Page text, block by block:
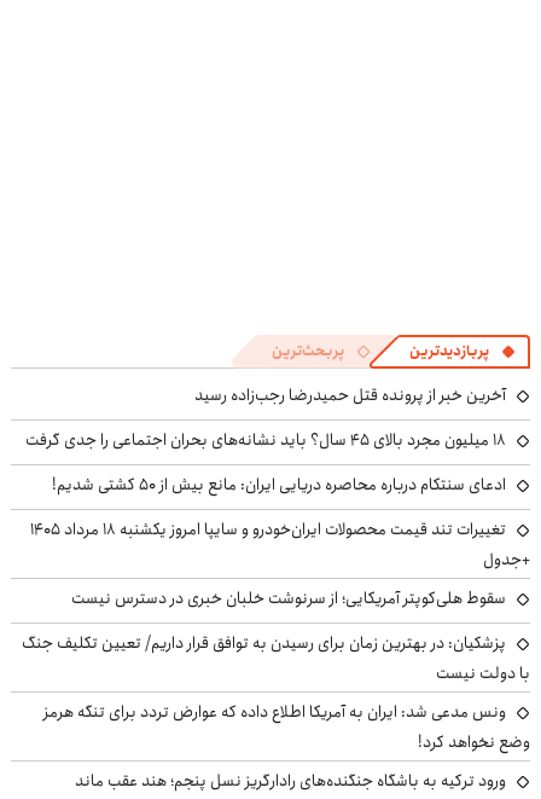
پربازدیدترین پربحث‌ترین
آخرین خبر از پرونده قتل حمیدرضا رجب‌زاده رسید
۱۸ میلیون مجرد بالای ۴۵ سال؟ باید نشانه‌های بحران اجتماعی را جدی گرفت
ادعای سنتکام درباره محاصره دریایی ایران: مانع بیش از ۵۰ کشتی شدیم!
تغییرات تند قیمت محصولات ایران‌خودرو و سایپا امروز یکشنبه ۱۸ مرداد ۱۴۰۵
+جدول
سقوط هلی‌کوپتر آمریکایی؛ از سرنوشت خلبان خبری در دسترس نیست
پزشکیان‌: در بهترین زمان برای رسیدن به توافق قرار داریم/ تعیین تکلیف جنگ
با دولت نیست
ونس مدعی شد: ایران به آمریکا اطلاع داده که عوارض تردد برای تنگه هرمز
وضع نخواهد کرد!
ورود ترکیه به باشگاه جنگنده‌های رادارگریز نسل پنجم؛ هند عقب ماند